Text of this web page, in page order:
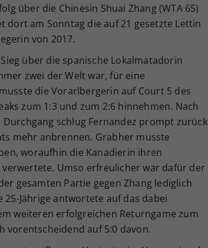
über die Chinesin Shuai Zhang (WTA 65)
dort am Sonntag die auf 21 gesetzte Lettin
von 2017.
über die spanische Lokalmatadorin
zwei der Welt war, für eine
die Vorarlbergerin auf Court 5 des
zum 1:3 und zum 2:6 hinnehmen. Nach
schlug Fernandez prompt zurück
mehr anbrennen. Grabher musste
woraufhin die Kanadierin ihren
Umso erfreulicher war dafür der
gesamten Partie gegen Zhang lediglich
25-Jährige antwortete auf das dabei
weiteren erfolgreichen Returngame zum
vorentscheidend auf 5:0 davon.